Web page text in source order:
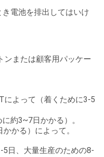
電池を排出してはいけ
ンまたは顧客用パッケー
よって（着くために3-5
約3~7日かかる）。
かる）によって。
5日、大量生産のための8-